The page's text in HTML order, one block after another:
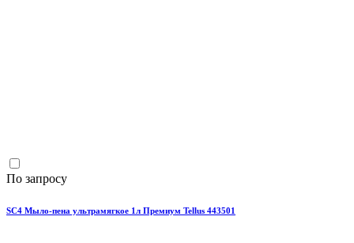
По запросу
SС4 Мыло-пена ультрамягкое 1л Премиум Tellus 443501